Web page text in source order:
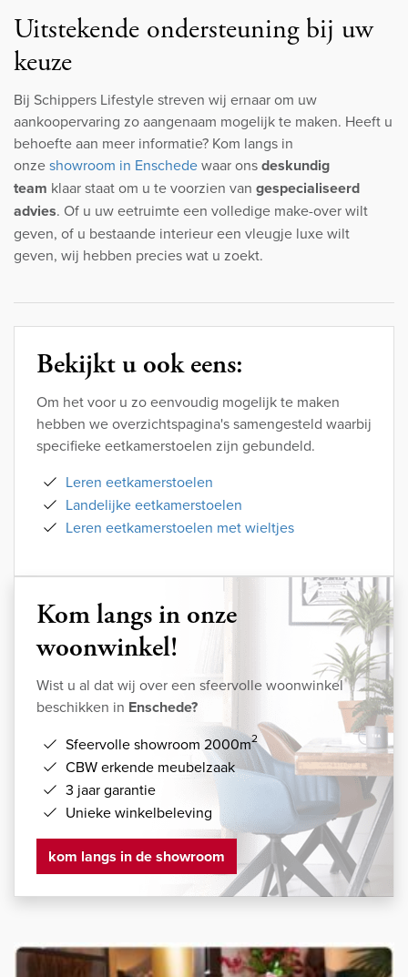
Uitstekende ondersteuning bij uw
keuze
Bij Schippers Lifestyle streven wij ernaar om uw
aankoopervaring zo aangenaam mogelijk te maken. Heeft u
behoefte aan meer informatie? Kom langs in
onzeshowroom in Enschedewaar onsdeskundig
team klaar staat om u te voorzien van gespecialiseerd
advies. Of u uw eetruimte een volledige make-over wilt
geven, of u bestaande interieur een vleugje luxe wilt
geven, wij hebben precies wat u zoekt.
Bekijkt u ook eens:
Om het voor u zo eenvoudig mogelijk te maken
hebben we overzichtspagina's samengesteld waarbij
specifieke eetkamerstoelen zijn gebundeld.
Leren eetkamerstoelen
Landelijke eetkamerstoelen
Leren eetkamerstoelen met wieltjes
Kom langs in onze
woonwinkel!
Wist u al dat wij over een sfeervolle woonwinkel
beschikken in Enschede?
Sfeervolle showroom 2000m2
CBW erkende meubelzaak
3 jaar garantie
Unieke winkelbeleving
kom langs in de showroom